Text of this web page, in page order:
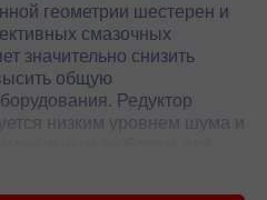
геометрии шестерен и
смазочных
значительно снизить
общую
Редуктор
низким уровнем шума и